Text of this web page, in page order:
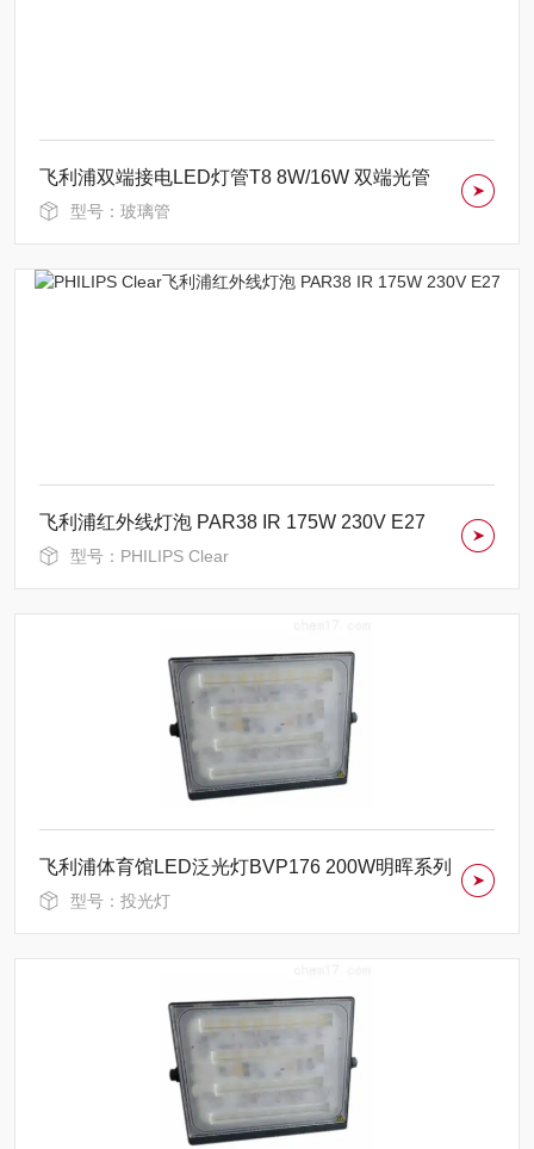
飞利浦双端接电LED灯管T8 8W/16W 双端光管
型号：玻璃管
飞利浦红外线灯泡 PAR38 IR 175W 230V E27
型号：PHILIPS Clear
飞利浦体育馆LED泛光灯BVP176 200W明晖系列
型号：投光灯